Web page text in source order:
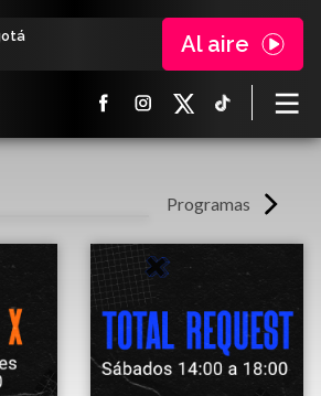
Al aire
Programas